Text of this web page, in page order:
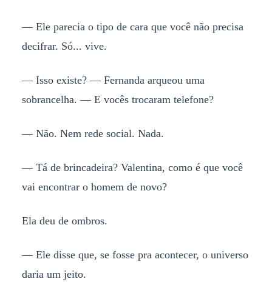
— Ele parecia o tipo de cara que você não precisa
decifrar. Só... vive.
— Isso existe? — Fernanda arqueou uma
sobrancelha. — E vocês trocaram telefone?
— Não. Nem rede social. Nada.
— Tá de brincadeira? Valentina, como é que você
vai encontrar o homem de novo?
Ela deu de ombros.
— Ele disse que, se fosse pra acontecer, o universo
daria um jeito.